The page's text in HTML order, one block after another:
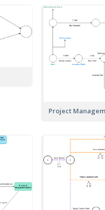
Project